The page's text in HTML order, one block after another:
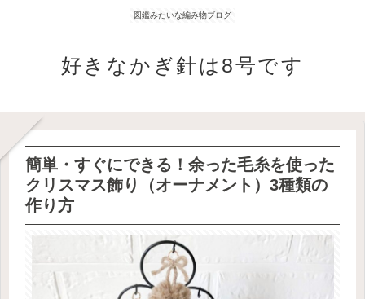
図鑑みたいな編み物ブログ
好きなかぎ針は8号です
簡単・すぐにできる！余った毛糸を使った
クリスマス飾り（オーナメント）3種類の
作り方